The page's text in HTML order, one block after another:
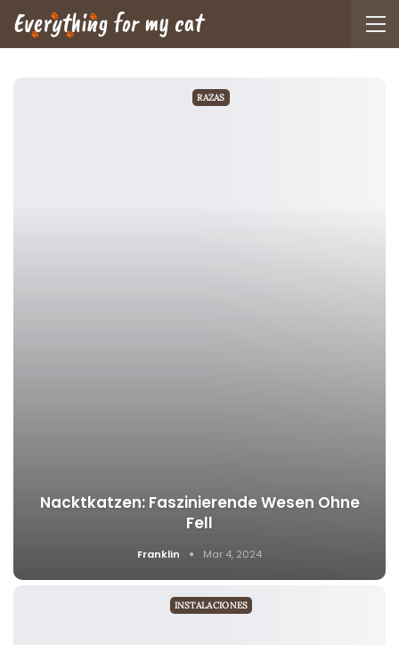
RAZAS
Nacktkatzen: Faszinierende Wesen Ohne
Fell
Franklin Mar 4, 2024
INSTALACIONES